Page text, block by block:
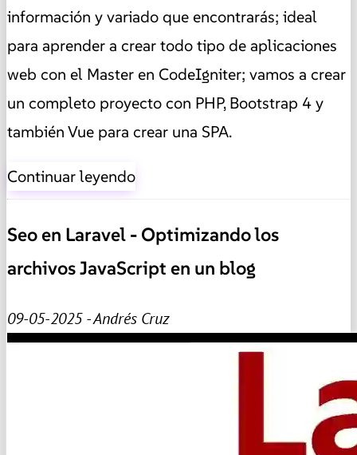
información y variado que encontrarás; ideal
para aprender a crear todo tipo de aplicaciones
web con el Master en CodeIgniter; vamos a crear
un completo proyecto con PHP, Bootstrap 4 y
también Vue para crear una SPA.
Continuar leyendo
Seo en Laravel - Optimizando los
archivos JavaScript en un blog
09-05-2025 - Andrés Cruz